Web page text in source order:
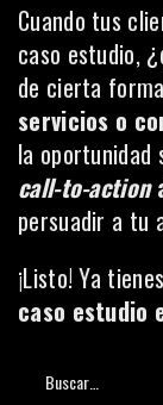
Cuando tus
caso estudio,
de cierta
servicios o
la oportunidad
call-to-action
persuadir a tu
¡Listo! Ya
caso estudio